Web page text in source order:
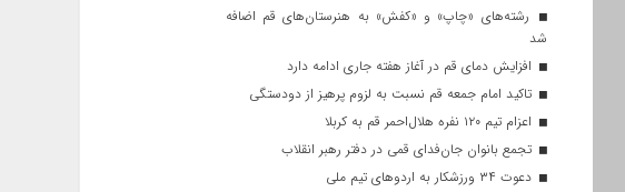
رشته‌های «چاپ» و «کفش» به هنرستان‌های قم اضافه
شد
افزایش دمای قم در آغاز هفته جاری ادامه دارد
تاکید امام جمعه قم نسبت به لزوم پرهیز از دودستگی
اعزام تیم ۱۲۰ نفره هلال‌احمر قم به کربلا
تجمع بانوان جان‌فدای قمی در دفتر رهبر انقلاب
دعوت ۳۴ ورزشکار به اردوهای تیم ملی